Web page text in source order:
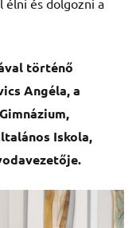
történő
Angéla, a
Iskola,